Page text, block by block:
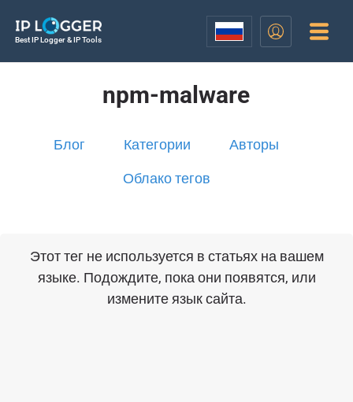
Best IP Logger & IP Tools
npm-malware
Блог Категории Авторы
Облако тегов